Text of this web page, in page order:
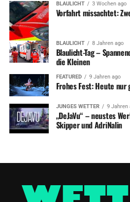
BLAULICHT 3 Wochen ago
Vorfahrt missachtet:
BLAULICHT 8 Jahren ago
Blaulicht-Tag –
die Kleinen
FEATURED 9 Jahren ago
Frohes Fest: Heute
JUNGES WETTER 9 Jahren
„DeJaVu“ – neustes
Skipper und AdriNalin